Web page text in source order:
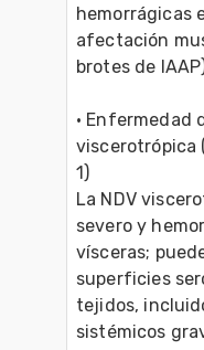
hemorrágicas
afectación
brotes de
• Enfermedad
viscerotrópica
1)
La NDV
severo y
vísceras;
superficies
tejidos,
sistémicos